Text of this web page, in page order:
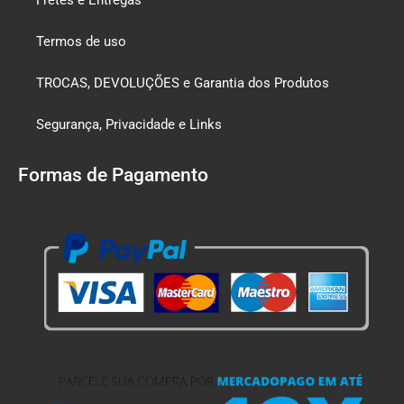
Termos de uso
TROCAS, DEVOLUÇÕES e Garantia dos Produtos
Segurança, Privacidade e Links
Formas de Pagamento